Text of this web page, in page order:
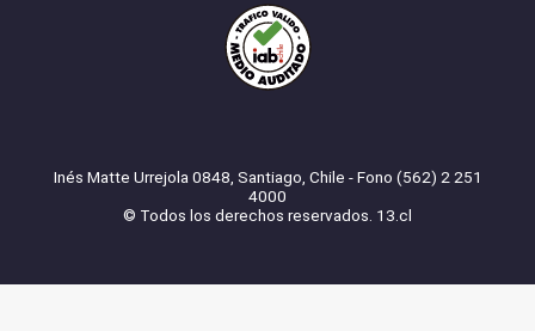
Inés Matte Urrejola 0848, Santiago, Chile - Fono (562) 2 251
4000
© Todos los derechos reservados. 13.cl